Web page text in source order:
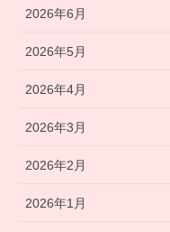
2026年6月
2026年5月
2026年4月
2026年3月
2026年2月
2026年1月